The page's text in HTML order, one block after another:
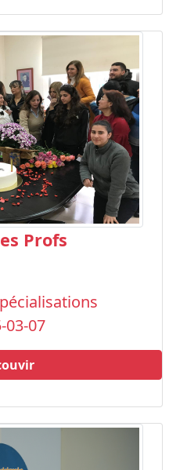
Profs
03-07